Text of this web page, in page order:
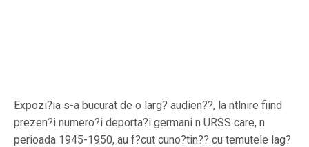
Expozi?ia s-a bucurat de o larg? audien??, la ntlnire fiind
prezen?i numero?i deporta?i germani n URSS care, n
perioada 1945-1950, au f?cut cuno?tin?? cu temutele lag?